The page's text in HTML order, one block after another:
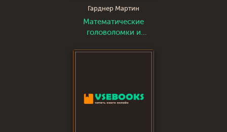
Гарднер Мартин
Математические
головоломки и